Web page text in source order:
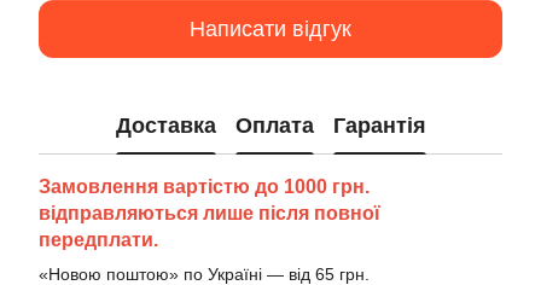
Написати відгук
Доставка Оплата Гарантія
Замовлення вартістю до 1000 грн.
відправляються лише після повної
передплати.
«Новою поштою» по Україні — від 65 грн.